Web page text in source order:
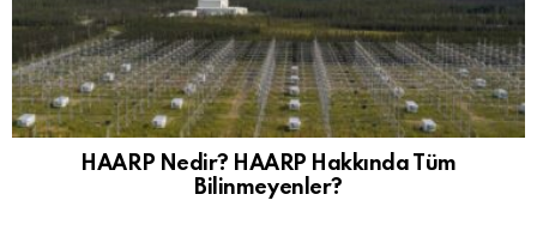
HAARP Nedir? HAARP Hakkında Tüm
Bilinmeyenler?